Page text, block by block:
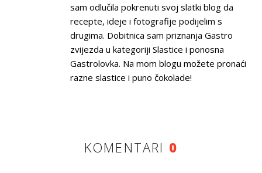
sam odlučila pokrenuti svoj slatki blog da
recepte, ideje i fotografije podijelim s
drugima. Dobitnica sam priznanja Gastro
zvijezda u kategoriji Slastice i ponosna
Gastrolovka. Na mom blogu možete pronaći
razne slastice i puno čokolade!
KOMENTARI 0